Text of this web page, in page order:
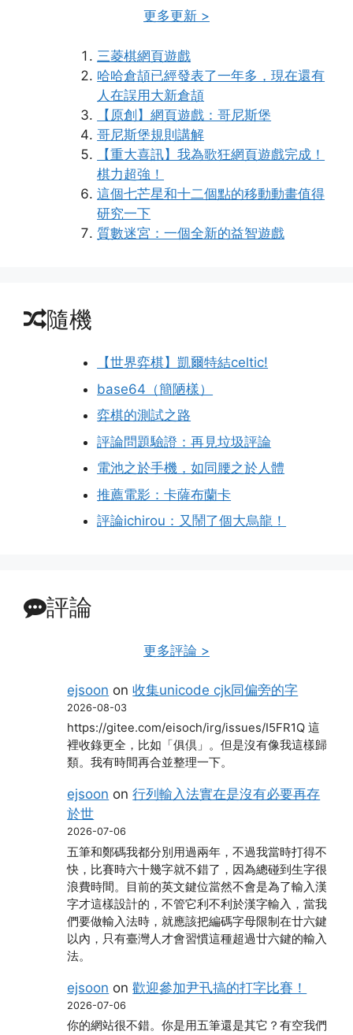
更多更新 >
三菱棋網頁遊戲
哈哈倉頡已經發表了一年多，現在還有
人在誤用大新倉頡
【原創】網頁遊戲：哥尼斯堡
哥尼斯堡規則講解
【重大喜訊】我為歌狂網頁遊戲完成！
棋力超強！
這個七芒星和十二個點的移動動畫值得
研究一下
質數迷宮：一個全新的益智遊戲
隨機
【世界弈棋】凱爾特結celtic!
base64（簡陋樣）
弈棋的測試之路
評論問題驗證：再見垃圾評論
電池之於手機，如同腰之於人體
推薦電影：卡薩布蘭卡
評論ichirou：又鬧了個大烏龍！
評論
更多評論 >
ejsoon on收集unicode cjk同偏旁的字
2026-08-03
https://gitee.com/eisoch/irg/issues/I5FR1Q 這
裡收錄更全，比如「俱倶」。但是沒有像我這樣歸
類。我有時間再合並整理一下。
ejsoon on行列輸入法實在是沒有必要再存
於世
2026-07-06
五筆和鄭碼我都分別用過兩年，不過我當時打得不
快，比賽時六十幾字就不錯了，因為總碰到生字很
浪費時間。目前的英文鍵位當然不會是為了輸入漢
字才這樣設計的，不管它利不利於漢字輸入，當我
們要做輸入法時，就應該把編碼字母限制在廿六鍵
以內，只有臺灣人才會習慣這種超過廿六鍵的輸入
法。
ejsoon on歡迎參加尹卂搞的打字比賽！
2026-07-06
你的網站很不錯。你是用五筆還是其它？有空我們